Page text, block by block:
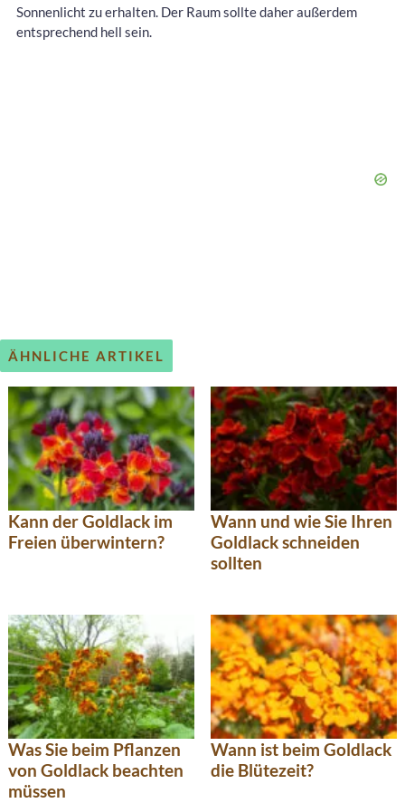
Sonnenlicht zu erhalten. Der Raum sollte daher außerdem
entsprechend hell sein.
ÄHNLICHE ARTIKEL
Kann der Goldlack im
Freien überwintern?
Wann und wie Sie Ihren
Goldlack schneiden
sollten
Was Sie beim Pflanzen
von Goldlack beachten
müssen
Wann ist beim Goldlack
die Blütezeit?